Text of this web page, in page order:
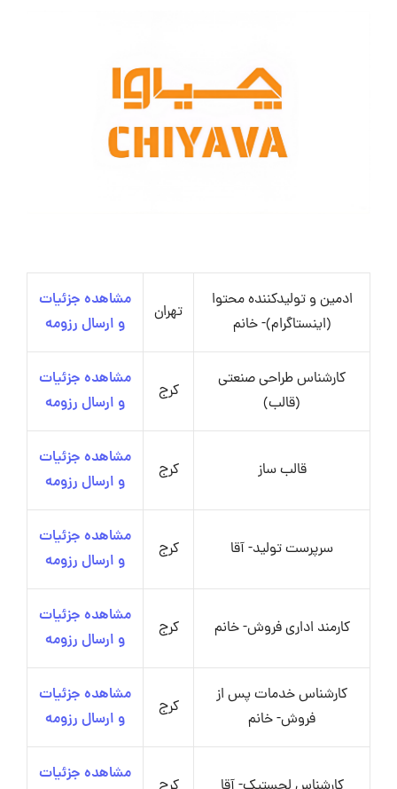
ادمین و تولیدکننده محتوا
(اینستاگرام)- خانم
تهران
مشاهده جزئیات
و ارسال رزومه
کارشناس طراحی صنعتی
(قالب)
کرج
مشاهده جزئیات
و ارسال رزومه
قالب‌ ساز کرج
مشاهده جزئیات
و ارسال رزومه
سرپرست تولید- آقا کرج
مشاهده جزئیات
و ارسال رزومه
کارمند اداری فروش- خانم کرج
مشاهده جزئیات
و ارسال رزومه
کارشناس خدمات پس از
فروش- خانم
کرج
مشاهده جزئیات
و ارسال رزومه
مشاهده جزئیات